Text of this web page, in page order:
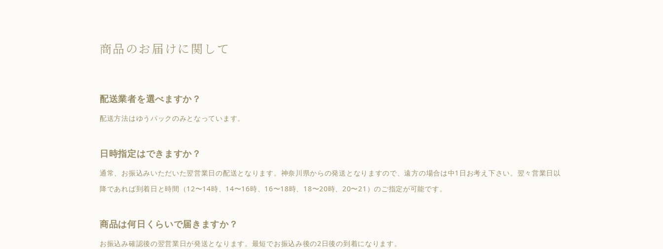
商品のお届けに関して
配送業者を選べますか？
配送方法はゆうパックのみとなっています。
日時指定はできますか？
通常、お振込みいただいた翌営業日の配送となります。神奈川県からの発送となりますので、遠方の場合は中1日お考え下さい。翌々営業日以
降であれば到着日と時間（12〜14時、14〜16時、16〜18時、18〜20時、20〜21）のご指定が可能です。
商品は何日くらいで届きますか？
お振込み確認後の翌営業日が発送となります。最短でお振込み後の2日後の到着になります。